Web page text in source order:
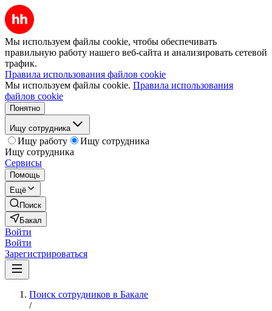
Мы используем файлы cookie, чтобы обеспечивать
правильную работу нашего веб-сайта и анализировать сетевой
трафик.
Правила использования файлов cookie
Мы используем файлы cookie. Правила использования
файлов cookie
Понятно
Ищу сотрудника
Ищу работу
Ищу сотрудника
Ищу сотрудника
Сервисы
Помощь
Ещё
Поиск
Бакал
Войти
Войти
Зарегистрироваться
Поиск сотрудников в Бакале
/